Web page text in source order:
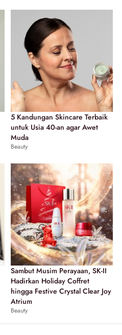
5 Kandungan Skincare Terbaik
untuk Usia 40-an agar Awet
Muda
Beauty
Sambut Musim Perayaan, SK-II
Hadirkan Holiday Coffret
hingga Festive Crystal Clear Joy
Atrium
Beauty